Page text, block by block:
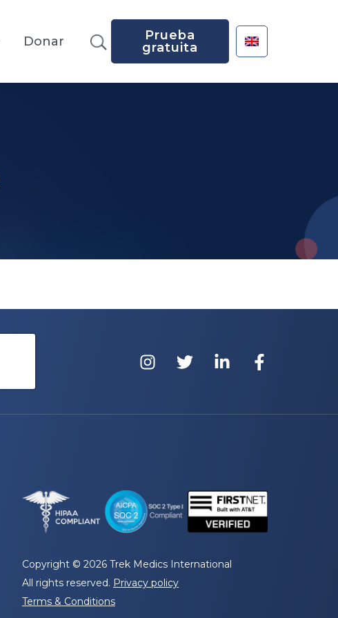
Donar
Prueba
gratuita
Copyright © 2026 Trek Medics International
All rights reserved. Privacy policy
Terms & Conditions